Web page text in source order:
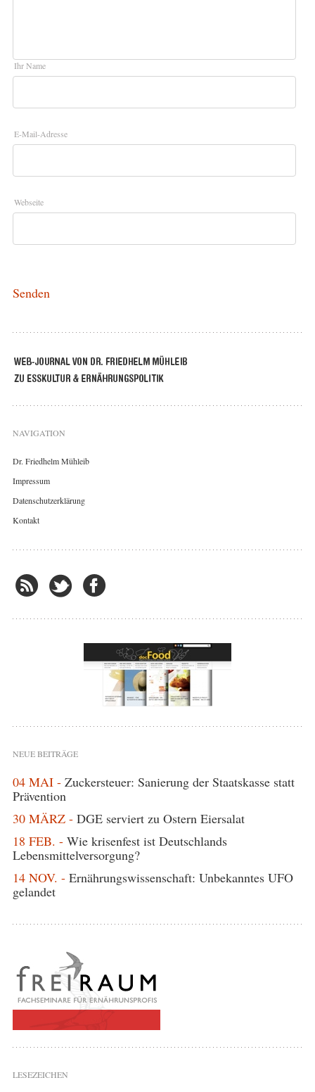
Ihr Name
E-Mail-Adresse
Webseite
NAVIGATION
Dr. Friedhelm Mühleib
Impressum
Datenschutzerklärung
Kontakt
NEUE BEITRÄGE
04 MAI - Zuckersteuer: Sanierung der Staatskasse statt
Prävention
30 MÄRZ - DGE serviert zu Ostern Eiersalat
18 FEB. - Wie krisenfest ist Deutschlands
Lebensmittelversorgung?
14 NOV. - Ernährungswissenschaft: Unbekanntes UFO
gelandet
LESEZEICHEN